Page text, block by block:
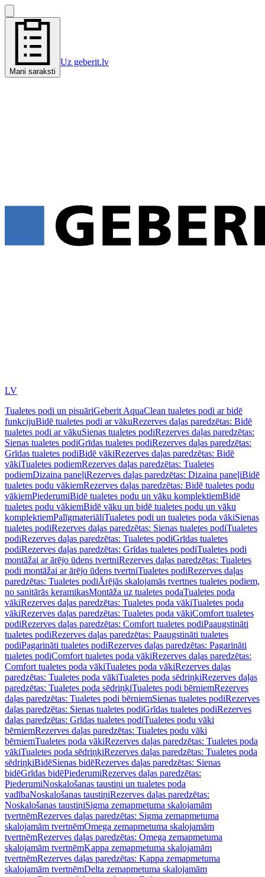
Mani saraksti
Uz geberit.lv
LV
Tualetes podi un pisuāriGeberit AquaClean tualetes podi ar bidē
funkcijuBidē tualetes podi ar vākuRezerves daļas paredzētas: Bidē
tualetes podi ar vākuSienas tualetes podiRezerves daļas paredzētas:
Sienas tualetes podiGrīdas tualetes podiRezerves daļas paredzētas:
Grīdas tualetes podiBidē vākiRezerves daļas paredzētas: Bidē
vākiTualetes podiemRezerves daļas paredzētas: Tualetes
podiemDizaina paneļiRezerves daļas paredzētas: Dizaina paneļiBidē
tualetes podu vākiemRezerves daļas paredzētas: Bidē tualetes podu
vākiemPiederumiBidē tualetes podu un vāku komplektiemBidē
tualetes podu vākiemBidē vāku un bidē tualetes podu un vāku
komplektiemPalīgmateriāliTualetes podi un tualetes poda vākiSienas
tualetes podiRezerves daļas paredzētas: Sienas tualetes podiTualetes
podiRezerves daļas paredzētas: Tualetes podiGrīdas tualetes
podiRezerves daļas paredzētas: Grīdas tualetes podiTualetes podi
montāžai ar ārējo ūdens tvertniRezerves daļas paredzētas: Tualetes
podi montāžai ar ārējo ūdens tvertniTualetes podiRezerves daļas
paredzētas: Tualetes podiĀrējās skalojamās tvertnes tualetes podiem,
no sanitārās keramikasMontāža uz tualetes podaTualetes poda
vākiRezerves daļas paredzētas: Tualetes poda vākiTualetes poda
vākiRezerves daļas paredzētas: Tualetes poda vākiComfort tualetes
podiRezerves daļas paredzētas: Comfort tualetes podiPaaugstināti
tualetes podiRezerves daļas paredzētas: Paaugstināti tualetes
podiPagarināti tualetes podiRezerves daļas paredzētas: Pagarināti
tualetes podiComfort tualetes poda vākiRezerves daļas paredzētas:
Comfort tualetes poda vākiTualetes poda vākiRezerves daļas
paredzētas: Tualetes poda vākiTualetes poda sēdriņķiRezerves daļas
paredzētas: Tualetes poda sēdriņķiTualetes podi bērniemRezerves
daļas paredzētas: Tualetes podi bērniemSienas tualetes podiRezerves
daļas paredzētas: Sienas tualetes podiGrīdas tualetes podiRezerves
daļas paredzētas: Grīdas tualetes podiTualetes podu vāki
bērniemRezerves daļas paredzētas: Tualetes podu vāki
bērniemTualetes poda vākiRezerves daļas paredzētas: Tualetes poda
vākiTualetes poda sēdriņķiRezerves daļas paredzētas: Tualetes poda
sēdriņķiBidēSienas bidēRezerves daļas paredzētas: Sienas
bidēGrīdas bidēPiederumiRezerves daļas paredzētas:
PiederumiNoskalošanas taustiņi un tualetes poda
vadībaNoskalošanas taustiņiRezerves daļas paredzētas:
Noskalošanas taustiņiSigma zemapmetuma skalojamām
tvertnēmRezerves daļas paredzētas: Sigma zemapmetuma
skalojamām tvertnēmOmega zemapmetuma skalojamām
tvertnēmRezerves daļas paredzētas: Omega zemapmetuma
skalojamām tvertnēmKappa zemapmetuma skalojamām
tvertnēmRezerves daļas paredzētas: Kappa zemapmetuma
skalojamām tvertnēmDelta zemapmetuma skalojamām